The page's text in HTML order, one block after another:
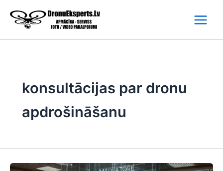
content
konsultācijas par dronu
apdrošināšanu